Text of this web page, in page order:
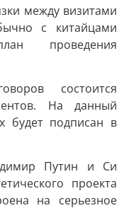
между визитами
с китайцами
проведения
состоится
На данный
будет подписан в
Путин и Си
проекта
на серьезное